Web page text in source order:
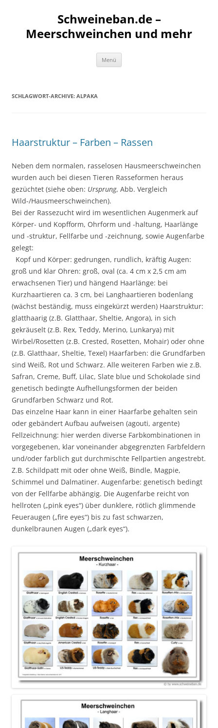
Schweineban.de –
Meerschweinchen und mehr
Menü
SCHLAGWORT-ARCHIVE: ALPAKA
Haarstruktur – Farben – Rassen
Neben dem normalen, rasselosen Hausmeerschweinchen
wurden auch bei diesen Tieren Rasseformen heraus
gezüchtet (siehe oben: Ursprung, Abb. Vergleich
Wild-/Hausmeerschweinchen).
Bei der Rassezucht wird im wesentlichen Augenmerk auf
Körper- und Kopfform, Ohrform und -haltung, Haarlänge
und -struktur, Fellfarbe und -zeichnung, sowie Augenfarbe
gelegt:
Kopf und Körper: gedrungen, rundlich, kräftig Augen:
groß und klar Ohren: groß, oval (ca. 4 cm x 2,5 cm am
erwachsenen Tier) und hängend Haarlänge: bei
Kurzhaartieren ca. 3 cm, bei Langhaartieren bodenlang
(wächst beständig, muss eingekürzt werden) Haarstruktur:
glatthaarig (z.B. Glatthaar, Sheltie, Angora), in sich
gekräuselt (z.B. Rex, Teddy, Merino, Lunkarya) mit
Wirbel/Rosetten (z.B. Crested, Rosetten, Mohair) oder ohne
(z.B. Glatthaar, Sheltie, Texel) Haarfarben: die Grundfarben
sind Weiß, Rot und Schwarz. Alle weiteren Farben wie z.B.
Safran, Creme, Buff, Lilac, Slate blue und Schokolade sind
genetisch bedingte Aufhellungsformen der beiden
Grundfarben Schwarz und Rot.
Das einzelne Haar kann in einer Haarfarbe gehalten sein
oder gebändert Aufbau aufweisen (agouti, argente)
Fellzeichnung: hier werden diverse Farbkombinationen in
vorgegebenen, klar voneinander abgegrenzten Farbfeldern
und/oder farblich gut durchmischte Fellpartien angestrebt.
Z.B. Schildpatt mit oder ohne Weiß, Bindle, Magpie,
Schimmel und Dalmatiner. Augenfarbe: genetisch bedingt
von der Fellfarbe abhängig. Die Augenfarbe reicht von
hellroten („pink eyes“) über dunklere, rötlich glimmende
Feueraugen („fire eyes“) bis zu fast schwarzen,
dunkelbraunen Augen („dark eyes“).